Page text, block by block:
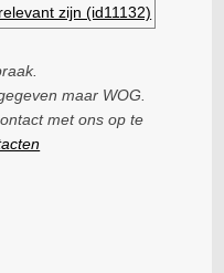
zijn (id11132)
maar WOG.
met ons op te